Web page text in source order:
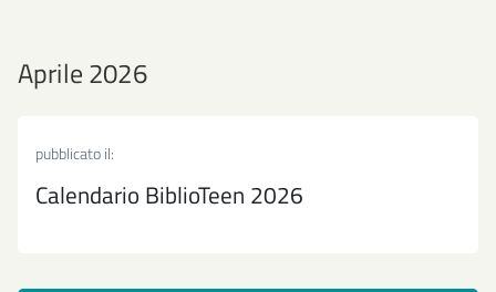
Aprile 2026
pubblicato il:
Calendario BiblioTeen 2026